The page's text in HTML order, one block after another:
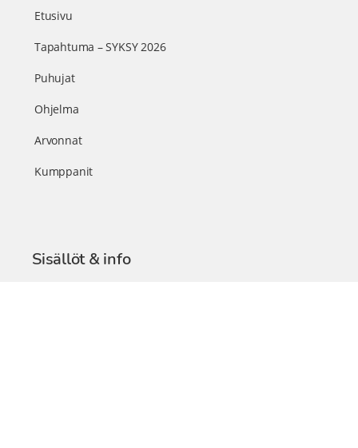
Etusivu
Tapahtuma – SYKSY 2026
Puhujat
Ohjelma
Arvonnat
Kumppanit
Sisällöt & info